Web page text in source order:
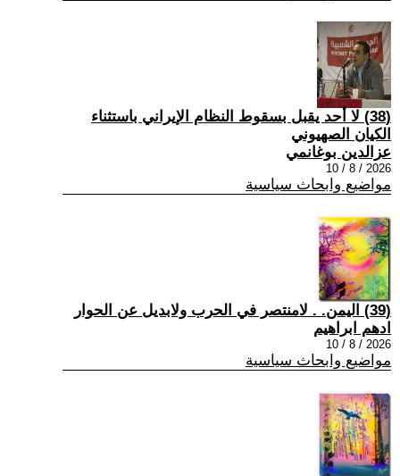
(38) لا أحد يقبل بسقوط النظام الإيراني باستثناء
الكيان الصهيوني
عزالدين بوغانمي
2026 / 8 / 10
مواضيع وابحاث سياسية
(39) اليمن. . لامنتصر في الحرب ولابديل عن الحوار
ادهم ابراهيم
2026 / 8 / 10
مواضيع وابحاث سياسية